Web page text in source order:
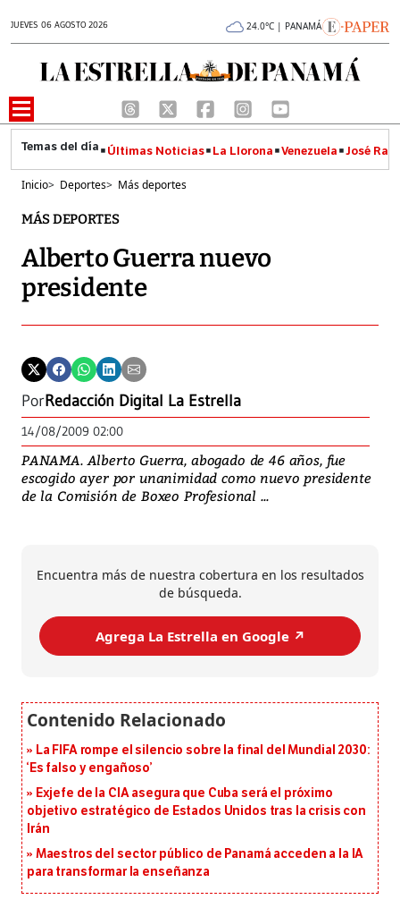
JUEVES 06 AGOSTO 2026 24.0°C | PANAMÁ
Últimas Noticias La Llorona Venezuela José
Inicio> Deportes> Más deportes
MÁS DEPORTES
Alberto Guerra nuevo
presidente
PorRedacción Digital La Estrella
14/08/2009 02:00
PANAMA. Alberto Guerra, abogado de 46 años, fue
escogido ayer por unanimidad como nuevo presidente
de la Comisión de Boxeo Profesional ...
Encuentra más de nuestra cobertura en los resultados
de búsqueda.
Agrega La Estrella en Google ↗️
La FIFA rompe el silencio sobre la final del Mundial 2030:
‘Es falso y engañoso’
Exjefe de la CIA asegura que Cuba será el próximo
objetivo estratégico de Estados Unidos tras la crisis con
Irán
Maestros del sector público de Panamá acceden a la IA
para transformar la enseñanza